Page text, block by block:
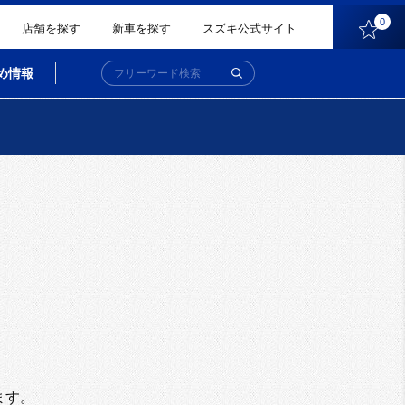
店舗を探す 新車を探す スズキ公式サイト 0
情報
す。